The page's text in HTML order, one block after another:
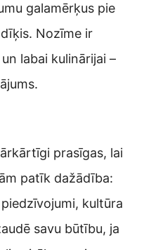
galamērķus pie
Nozīme ir
labai kulinārijai –
prasīgas, lai
patīk dažādība:
kultūra
savu būtību, ja